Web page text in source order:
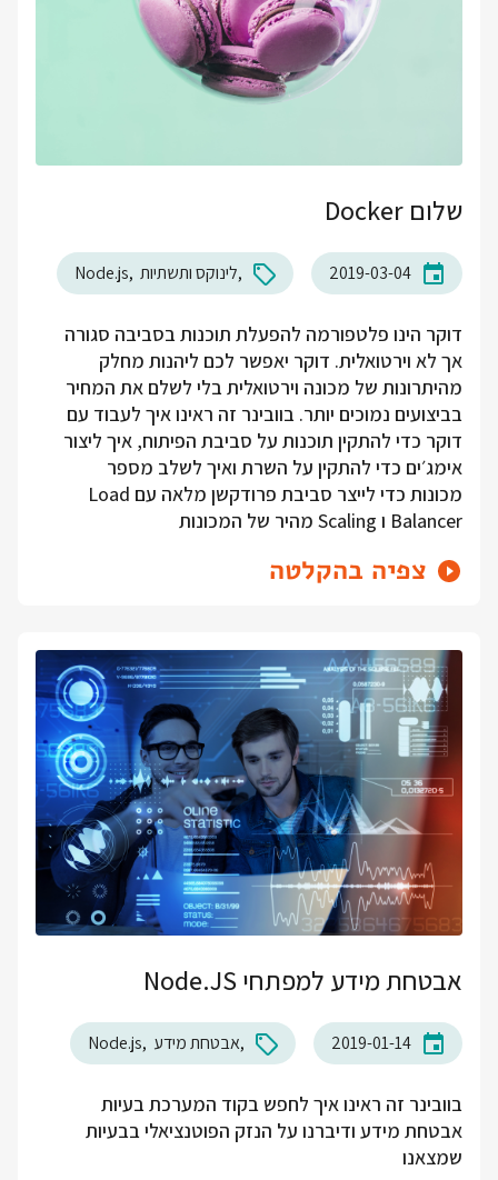
שלום Docker
2019-03-04 לינוקס ותשתיות Node.js
דוקר הינו פלטפורמה להפעלת תוכנות בסביבה סגורה
אך לא וירטואלית. דוקר יאפשר לכם ליהנות מחלק
מהיתרונות של מכונה וירטואלית בלי לשלם את המחיר
בביצועים נמוכים יותר. בוובינר זה ראינו איך לעבוד עם
דוקר כדי להתקין תוכנות על סביבת הפיתוח, איך ליצור
אימג׳ים כדי להתקין על השרת ואיך לשלב מספר
מכונות כדי לייצר סביבת פרודקשן מלאה עם Load
Balancer ו Scaling מהיר של המכונות
צפיה בהקלטה
אבטחת מידע למפתחי Node.JS
2019-01-14 אבטחת מידע Node.js
בוובינר זה ראינו איך לחפש בקוד המערכת בעיות
אבטחת מידע ודיברנו על הנזק הפוטנציאלי בבעיות
שמצאנו